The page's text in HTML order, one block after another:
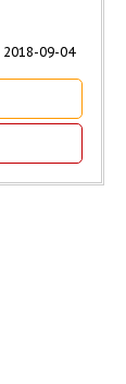
2018-09-04